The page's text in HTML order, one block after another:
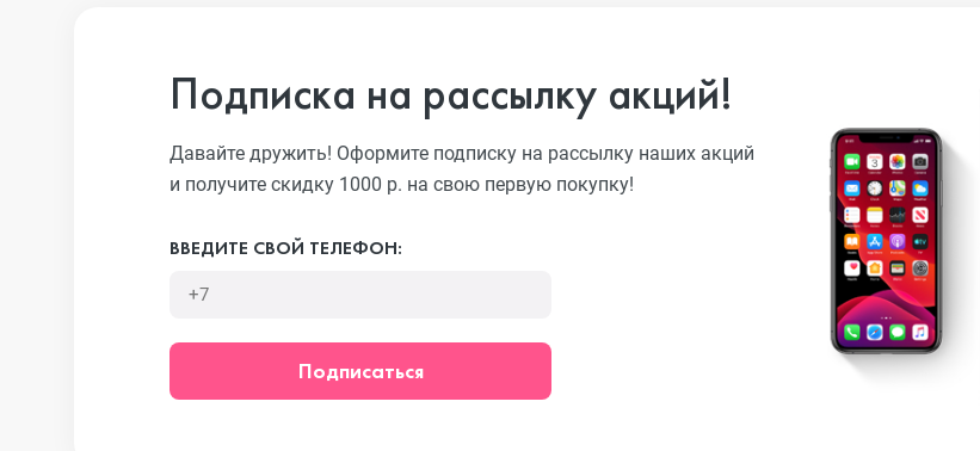
iPhone 13 Pro
iPhone 13
Подписка на рассылку акций!
Давайте дружить! Оформите подписку на рассылку наших акций
и получите скидку 1000 р. на свою первую покупку!
ВВЕДИТЕ СВОЙ ТЕЛЕФОН:
Подписаться